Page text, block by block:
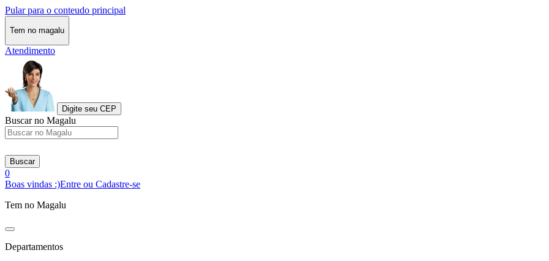
Pular para o conteudo principal
Tem no magalu
Atendimento
Digite seu CEP
Buscar no Magalu
Buscar
0
Boas vindas :)Entre ou Cadastre-se
Tem no Magalu
Departamentos